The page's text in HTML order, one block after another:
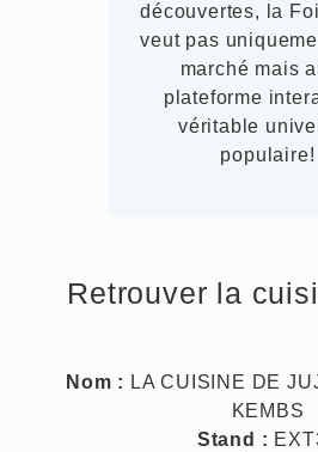
découvertes, la
veut pas
marché mais
plateforme
véritable
populaire!
Retrouver la
Nom : LA CUISINE DE
KEMBS
Stand :